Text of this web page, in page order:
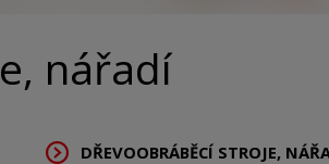
nářadí
DŘEVOOBRÁBĚCÍ STROJE,